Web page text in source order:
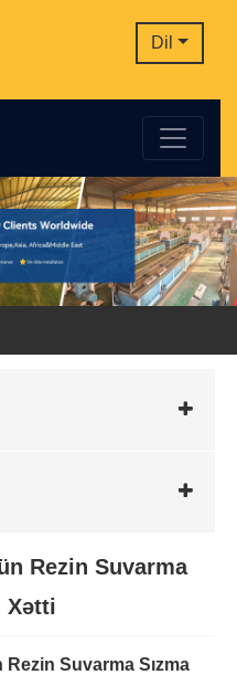
Dil
Rezin Suvarma
Xətti
Suvarma Sızma